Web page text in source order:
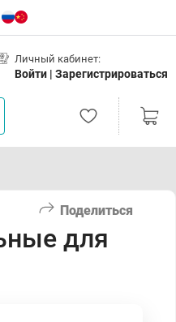
Личный кабинет:
Войти | Зарегистрироваться
Поделиться
для